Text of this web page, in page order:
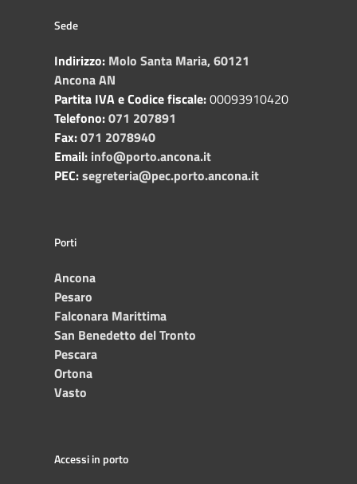
Sede
Indirizzo: Molo Santa Maria, 60121
Ancona AN
Partita IVA e Codice fiscale:00093910420
Telefono:071 207891
Fax:071 2078940
Email: info@porto.ancona.it
PEC:segreteria@pec.porto.ancona.it
Porti
Ancona
Pesaro
Falconara Marittima
San Benedetto del Tronto
Pescara
Ortona
Vasto
Accessi in porto